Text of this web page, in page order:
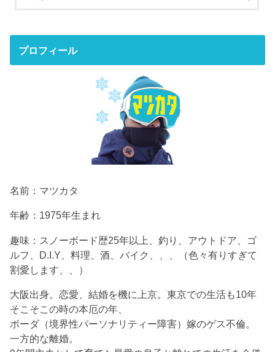
プロフィール
名前：マツカタ
年齢：1975年生まれ
趣味：スノーボード歴25年以上、釣り、アウトドア、ゴ
ルフ、D.I.Y、料理、酒、バイク、、、（色々有りすぎて
割愛します、、）
大阪出身。恋愛、結婚を機に上京。東京での生活も10年
そこそこの時の本厄の年、
ボーダ（境界性パーソナリティー障害）嫁のゲス不倫。
一方的な離婚。